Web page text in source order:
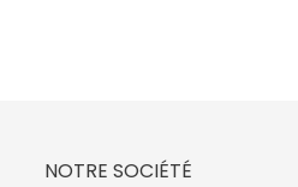
NOTRE SOCIÉTÉ